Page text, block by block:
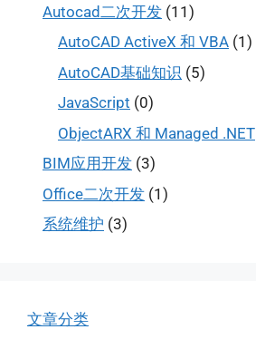
Autocad二次开发 (11)
AutoCAD ActiveX 和 VBA (1)
AutoCAD基础知识 (5)
JavaScript (0)
ObjectARX 和 Managed .NET
BIM应用开发 (3)
Office二次开发 (1)
系统维护 (3)
文章分类